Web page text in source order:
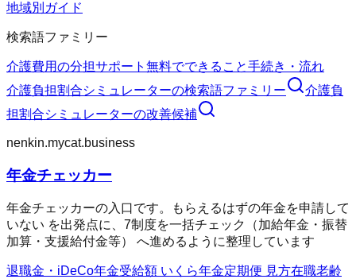
地域別ガイド
検索語ファミリー
介護費用の分担サポート 無料でできること手続き・流れ
介護負担割合シミュレーターの検索語ファミリー
介護負
担割合シミュレーターの改善候補
nenkin.mycat.business
年金チェッカー
年金チェッカーの入口です。もらえるはずの年金を申請して
いない を出発点に、7制度を一括チェック（加給年金・振替
加算・支援給付金等） へ進めるように整理しています
退職金・iDeCo年金受給額 いくら年金定期便 見方在職老齢